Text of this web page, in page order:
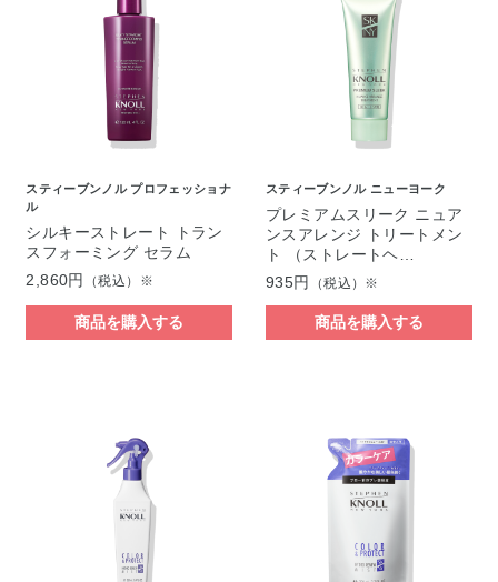
スティーブンノル プロフェッショナ
ル
シルキーストレート トラン
スフォーミング セラム
2,860円
（税込）※
商品を購入する
スティーブンノル ニューヨーク
プレミアムスリーク ニュア
ンスアレンジ トリートメン
ト （ストレートヘ…
935円
（税込）※
商品を購入する